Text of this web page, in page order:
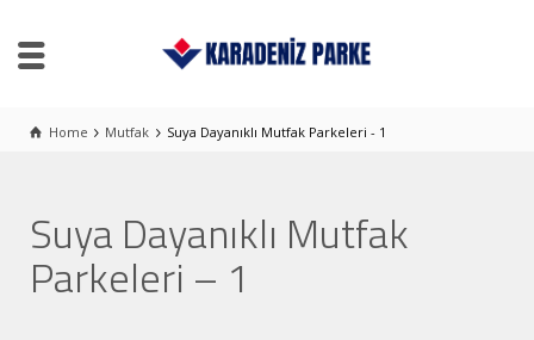
Home Mutfak Suya Dayanıklı Mutfak Parkeleri - 1
Suya Dayanıklı Mutfak
Parkeleri – 1